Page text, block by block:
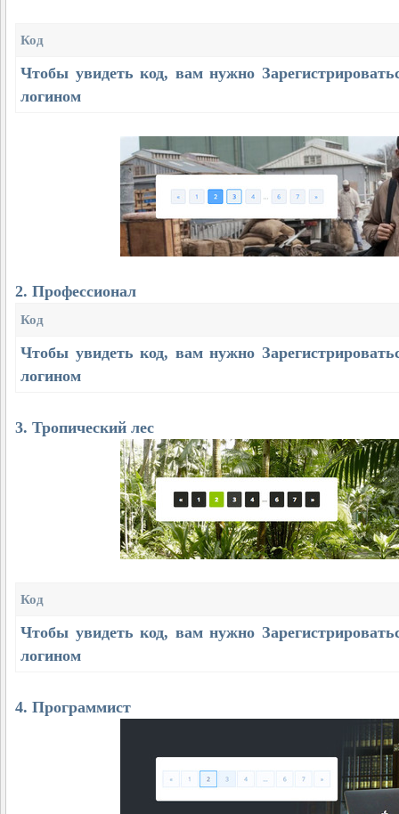
Код
Чтобы увидеть код, вам нужно
логином
2. Профессионал
Код
Чтобы увидеть код, вам нужно
логином
3. Тропический лес
Код
Чтобы увидеть код, вам нужно
логином
4. Программист